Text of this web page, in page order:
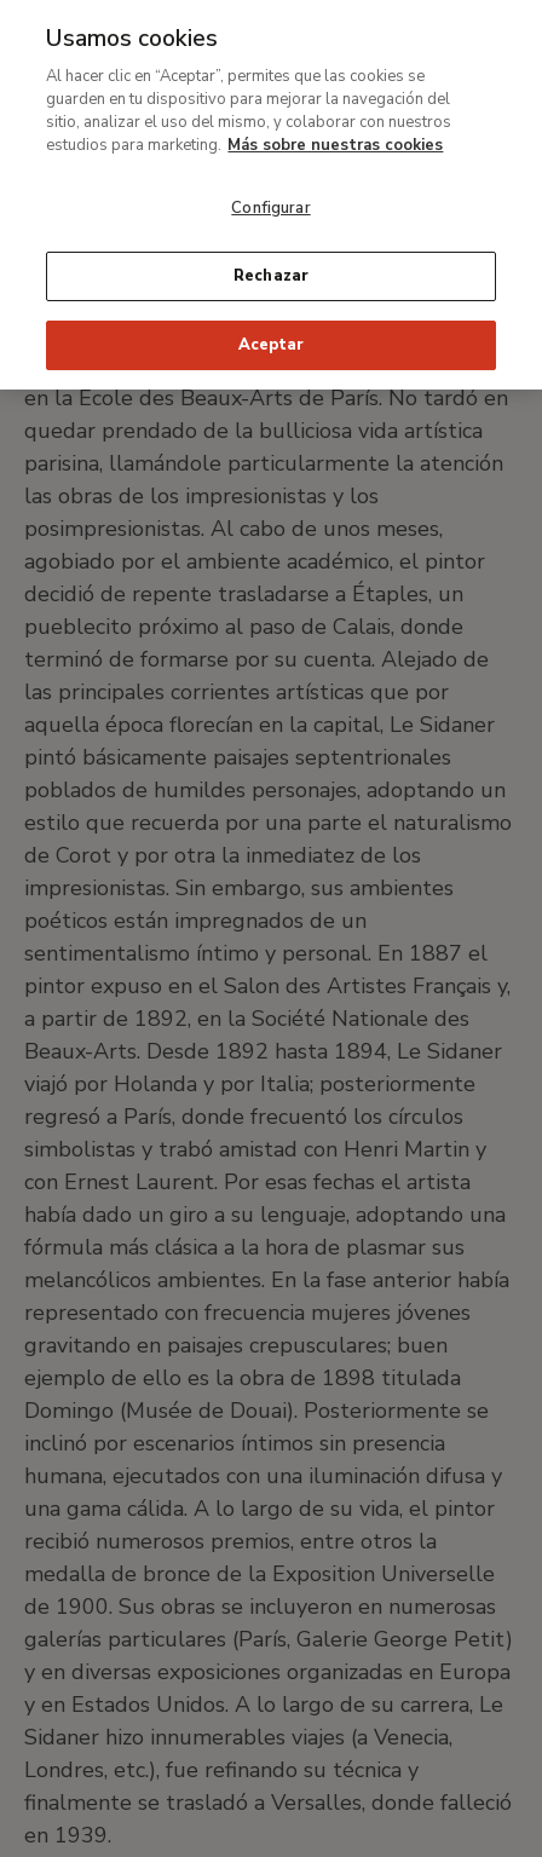
MENÚ
contenido
principal
Henri Le Sidaner
Henri Eugène Le Sidaner comenzó su carrera
hacia 1880 como aprendiz de Alexandre Cabanel
en la École des Beaux-Arts de París. No tardó en
quedar prendado de la bulliciosa vida artística
parisina, llamándole particularmente la atención
las obras de los impresionistas y los
posimpresionistas. Al cabo de unos meses,
agobiado por el ambiente académico, el pintor
decidió de repente trasladarse a Étaples, un
pueblecito próximo al paso de Calais, donde
terminó de formarse por su cuenta. Alejado de
las principales corrientes artísticas que por
aquella época florecían en la capital, Le Sidaner
pintó básicamente paisajes septentrionales
poblados de humildes personajes, adoptando un
estilo que recuerda por una parte el naturalismo
de Corot y por otra la inmediatez de los
impresionistas. Sin embargo, sus ambientes
poéticos están impregnados de un
sentimentalismo íntimo y personal. En 1887 el
pintor expuso en el Salon des Artistes Français y,
a partir de 1892, en la Société Nationale des
Beaux-Arts. Desde 1892 hasta 1894, Le Sidaner
viajó por Holanda y por Italia; posteriormente
regresó a París, donde frecuentó los círculos
simbolistas y trabó amistad con Henri Martin y
con Ernest Laurent. Por esas fechas el artista
había dado un giro a su lenguaje, adoptando una
fórmula más clásica a la hora de plasmar sus
melancólicos ambientes. En la fase anterior había
representado con frecuencia mujeres jóvenes
gravitando en paisajes crepusculares; buen
ejemplo de ello es la obra de 1898 titulada
Domingo (Musée de Douai). Posteriormente se
inclinó por escenarios íntimos sin presencia
humana, ejecutados con una iluminación difusa y
una gama cálida. A lo largo de su vida, el pintor
recibió numerosos premios, entre otros la
medalla de bronce de la Exposition Universelle
de 1900. Sus obras se incluyeron en numerosas
galerías particulares (París, Galerie George Petit)
y en diversas exposiciones organizadas en Europa
y en Estados Unidos. A lo largo de su carrera, Le
Sidaner hizo innumerables viajes (a Venecia,
Londres, etc.), fue refinando su técnica y
finalmente se trasladó a Versalles, donde falleció
en 1939.
Usamos cookies
Al hacer clic en “Aceptar”, permites que las cookies se
guarden en tu dispositivo para mejorar la navegación del
sitio, analizar el uso del mismo, y colaborar con nuestros
estudios para marketing. Más sobre nuestras cookies
Configurar
Rechazar
Aceptar